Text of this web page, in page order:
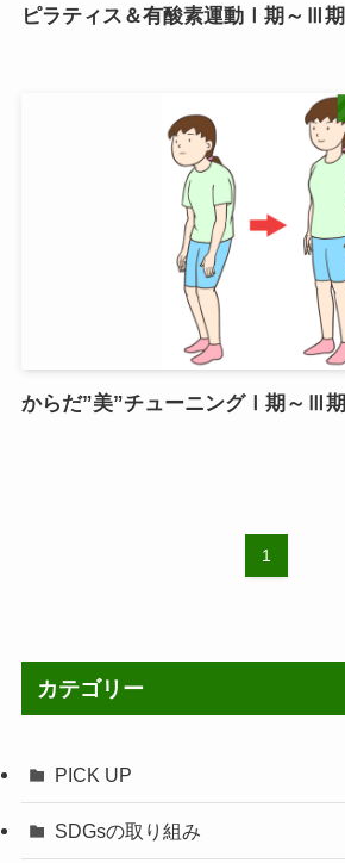
ピラティス＆有酸素運動Ⅰ期～Ⅲ期
からだ”美”チューニングⅠ期～Ⅲ期
1
カテゴリー
PICK UP
SDGsの取り組み